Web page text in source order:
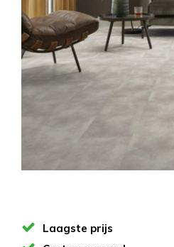
Laagste prijs